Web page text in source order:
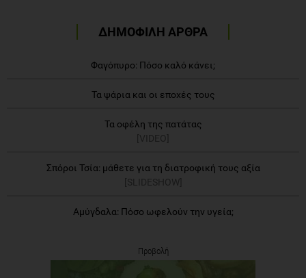
ΔΗΜΟΦΙΛΗ ΑΡΘΡΑ
Φαγόπυρο: Πόσο καλό κάνει;
Τα ψάρια και οι εποχές τους
Τα οφέλη της πατάτας
[VIDEO]
Σπόροι Τσία: μάθετε για τη διατροφική τους αξία
[SLIDESHOW]
Αμύγδαλα: Πόσο ωφελούν την υγεία;
Προβολή